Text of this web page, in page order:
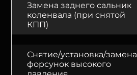
Замена заднего сальник
коленвала (при снятой
КПП)
Снятие/установка/замена
форсунок высокого